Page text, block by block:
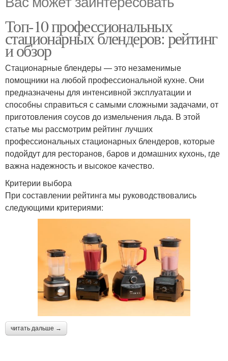
Топ-10 профессиональных
стационарных блендеров: рейтинг
и обзор
Стационарные блендеры — это незаменимые
помощники на любой профессиональной кухне. Они
предназначены для интенсивной эксплуатации и
способны справиться с самыми сложными задачами, от
приготовления соусов до измельчения льда. В этой
статье мы рассмотрим рейтинг лучших
профессиональных стационарных блендеров, которые
подойдут для ресторанов, баров и домашних кухонь, где
важна надежность и высокое качество.
Критерии выбора
При составлении рейтинга мы руководствовались
следующими критериями:
читать дальше →